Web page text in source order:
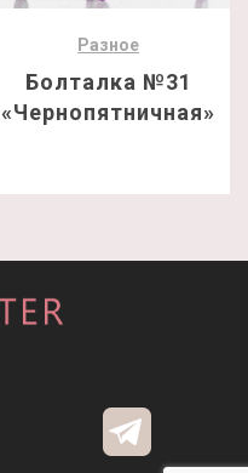
Разное
Болталка №31
«Чернопятничная»